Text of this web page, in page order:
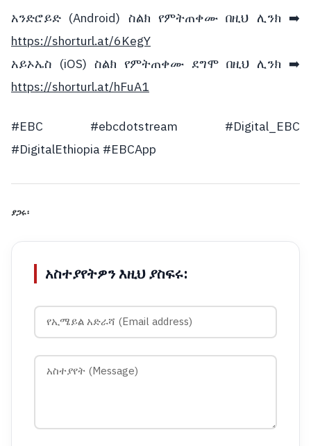
አንድሮይድ (Android) ስልክ የምትጠቀሙ በዚህ ሊንክ ➡️
https://shorturl.at/6KegY
አይኦኤስ (iOS) ስልክ የምትጠቀሙ ደግሞ በዚህ ሊንክ ➡️
https://shorturl.at/hFuA1
#EBC #ebcdotstream
#Digital_EBC
#DigitalEthiopia #EBCApp
ያጋሩ፡
አስተያየትዎን እዚህ ያስፍሩ: